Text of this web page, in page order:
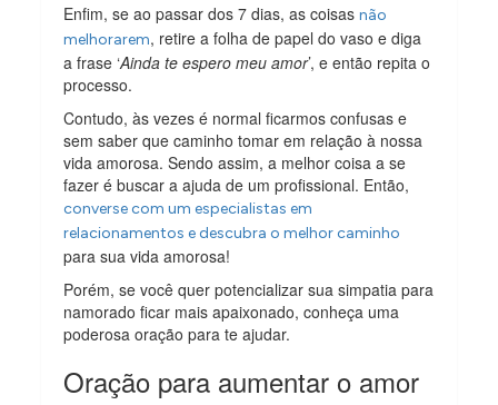
Enfim, se ao passar dos 7 dias, as coisasnão
melhorarem, retire a folha de papel do vaso e diga
a frase ‘Ainda te espero meu amor’, e então repita o
processo.
Contudo, às vezes é normal ficarmos confusas e
sem saber que caminho tomar em relação à nossa
vida amorosa. Sendo assim, a melhor coisa a se
fazer é buscar a ajuda de um profissional. Então,
converse com um especialistas em
relacionamentos e descubra o melhor caminho
para sua vida amorosa!
Porém, se você quer potencializar sua simpatia para
namorado ficar mais apaixonado, conheça uma
poderosa oração para te ajudar.
Oração para aumentar o amor